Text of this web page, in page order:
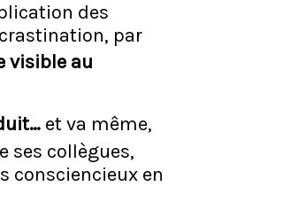
des
par
visible au
et va même,
ses collègues,
consciencieux en